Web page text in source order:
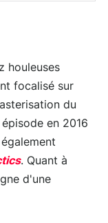
houleuses
focalisé sur
du
en 2016
. Quant à
d'une